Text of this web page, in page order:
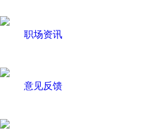
职场资讯
意见反馈